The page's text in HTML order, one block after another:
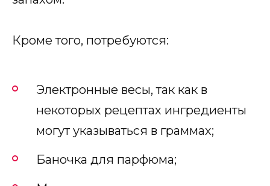
Кроме того, потребуются:
Электронные весы, так как в
некоторых рецептах ингредиенты
могут указываться в граммах;
Баночка для парфюма;